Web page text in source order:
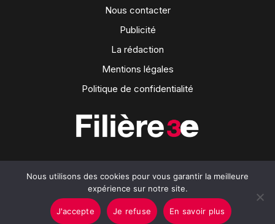
Nous contacter
Publicité
La rédaction
Mentions légales
Politique de confidentialité
Nous utilisons des cookies pour vous garantir la meilleure
expérience sur notre site.
J'accepte Je refuse En savoir plus